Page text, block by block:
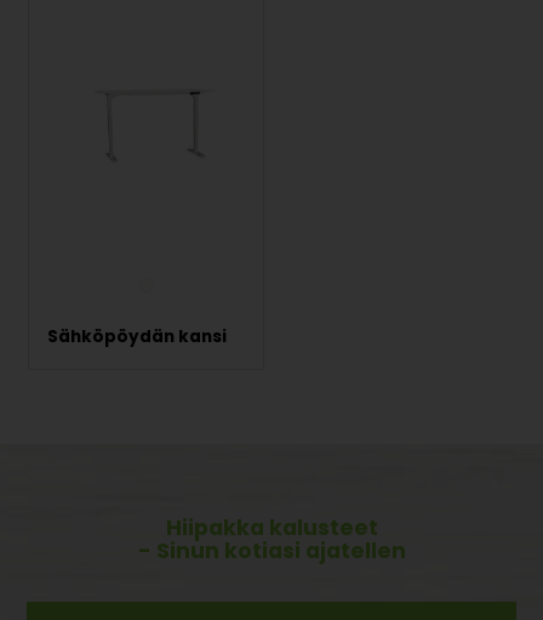
Sähköpöydän kansi
Hiipakka kalusteet
- Sinun kotiasi ajatellen